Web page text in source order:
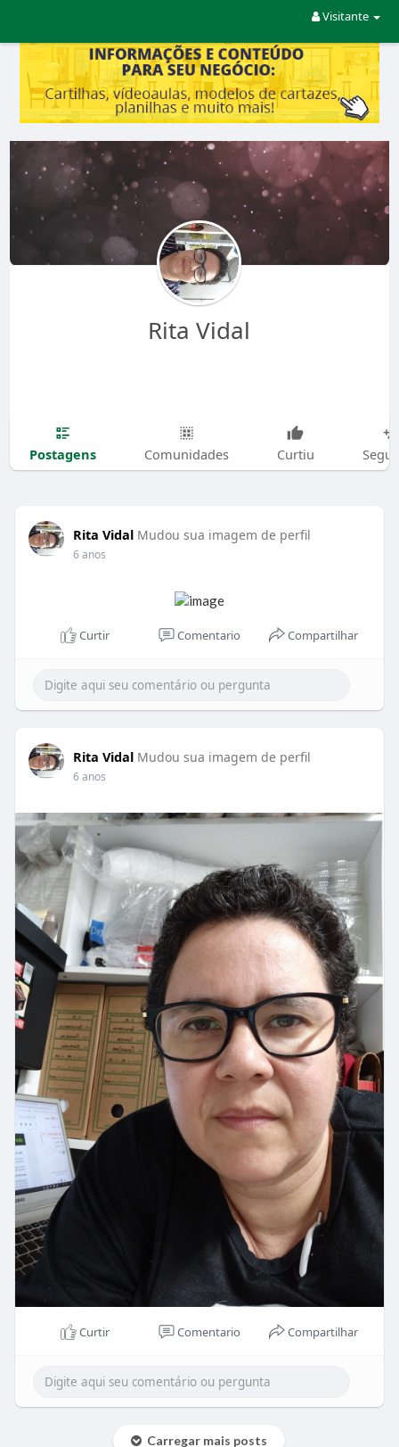
Visitante
Rita Vidal
Postagens Comunidades Curtiu
Rita Vidal Mudou sua imagem de perfil
6 anos
Curtir Comentario Compartilhar
Rita Vidal Mudou sua imagem de perfil
6 anos
Curtir Comentario Compartilhar
Carregar mais posts